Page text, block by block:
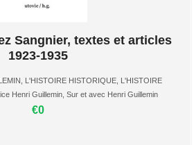
Sangnier, textes et articles
1923-1935
L'HISTOIRE HISTORIQUE L'HISTOIRE
Henri Guillemin, Sur et avec Henri Guillemin
€0